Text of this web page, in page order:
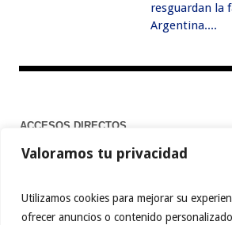
Valoramos tu privacidad
Utilizamos cookies para mejorar su
ofrecer anuncios o contenido
resguardan la
Argentina....
ACCESOS DIRECTOS
Home